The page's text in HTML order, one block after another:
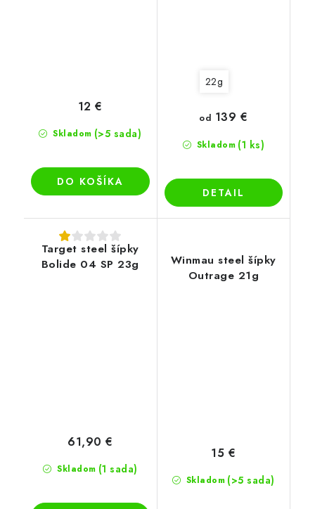
Skladom (>5 sada)
12 €
DO KOŠÍKA
22g
Skladom (1 ks)
od 139 €
DETAIL
Target steel šípky
Bolide 04 SP 23g
Skladom (1 sada)
61,90 €
Winmau steel šípky
Outrage 21g
Skladom (>5 sada)
15 €